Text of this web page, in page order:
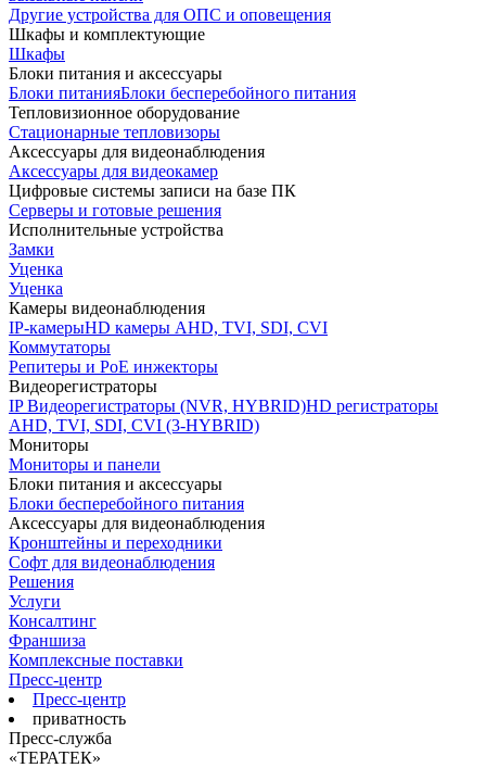
Другие устройства для ОПС и оповещения
Шкафы и комплектующие
Шкафы
Блоки питания и аксессуары
Блоки питанияБлоки бесперебойного питания
Тепловизионное оборудование
Стационарные тепловизоры
Аксессуары для видеонаблюдения
Аксессуары для видеокамер
Цифровые системы записи на базе ПК
Серверы и готовые решения
Исполнительные устройства
Замки
Уценка
Уценка
Камеры видеонаблюдения
IP-камерыHD камеры AHD, TVI, SDI, CVI
Коммутаторы
Репитеры и PoE инжекторы
Видеорегистраторы
IP Видеорегистраторы (NVR, HYBRID)HD регистраторы
AHD, TVI, SDI, CVI (3-HYBRID)
Мониторы
Мониторы и панели
Блоки питания и аксессуары
Блоки бесперебойного питания
Аксессуары для видеонаблюдения
Кронштейны и переходники
Софт для видеонаблюдения
Решения
Услуги
Консалтинг
Франшиза
Комплексные поставки
Пресс-центр
Пресс-центр
приватность
Пресс-служба
«ТЕРАТЕК»